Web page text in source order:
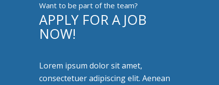
Want to be part of the team?
APPLY FOR A JOB
NOW!
Lorem ipsum dolor sit amet,
consectetuer adipiscing elit. Aenean